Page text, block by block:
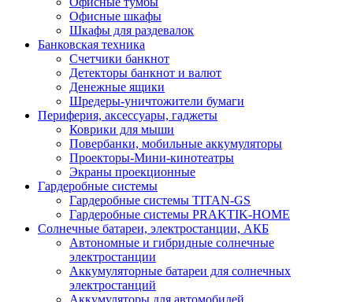
Офисные шкафы
Шкафы для раздевалок
Банковская техника
Счетчики банкнот
Детекторы банкнот и валют
Денежные ящики
Шредеры-уничтожители бумаги
Периферия, аксессуары, гаджеты
Коврики для мыши
Повербанки, мобильные аккумуляторы
Проекторы-Мини-кинотеатры
Экраны проекционные
Гардеробные системы
Гардеробные системы TITAN-GS
Гардеробные системы PRAKTIK-HOME
Солнечные батареи, электростанции, АКБ
Автономные и гибридные солнечные
электростанции
Аккумуляторные батареи для солнечных
электростанций
Аккумуляторы для автомобилей